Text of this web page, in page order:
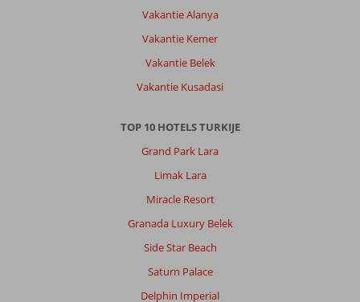
Vakantie Alanya
Vakantie Kemer
Vakantie Belek
Vakantie Kusadasi
TOP 10 HOTELS TURKIJE
Grand Park Lara
Limak Lara
Miracle Resort
Granada Luxury Belek
Side Star Beach
Saturn Palace
Delphin Imperial